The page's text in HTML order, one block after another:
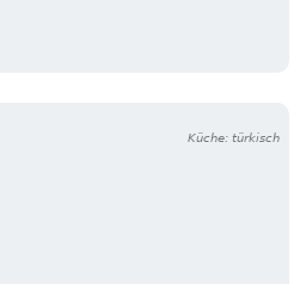
Küche: türkisch